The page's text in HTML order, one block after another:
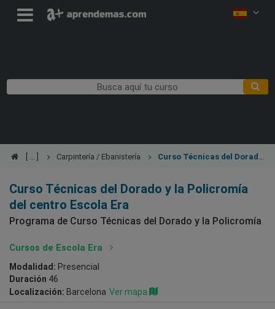
Carpintería / Ebanistería
Curso Técnicas del Dorado y la Policromía
del centro Escola Era
Programa de Curso Técnicas del Dorado y la Policromía
Cursos de Escola Era
Modalidad: Presencial
Duración 46
Localización: Barcelona Ver mapa